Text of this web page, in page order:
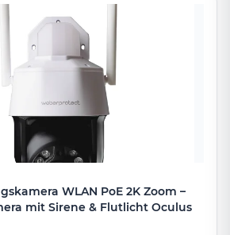
WLAN PoE 2K Zoom –
mit Sirene & Flutlicht Oculus